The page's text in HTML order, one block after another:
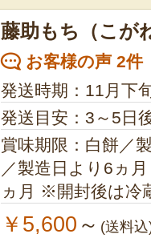
藤助もち（こが
お客様の声 2件
発送時期：11月下
発送目安：3～5日
賞味期限：白餅／製
／製造日より6ヵ月 草餅／製造日より
ヵ月 ※開封後は冷蔵保存で3日以内にお
召し上がりくださ
￥5,600 ～ (送料